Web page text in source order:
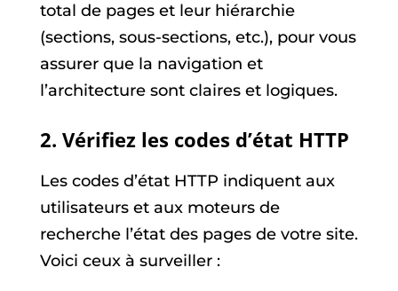
total de pages et leur hiérarchie
(sections, sous-sections, etc.), pour vous
assurer que la navigation et
l’architecture sont claires et logiques.
2. Vérifiez les codes d’état HTTP
Les codes d’état HTTP indiquent aux
utilisateurs et aux moteurs de
recherche l’état des pages de votre site.
Voici ceux à surveiller :